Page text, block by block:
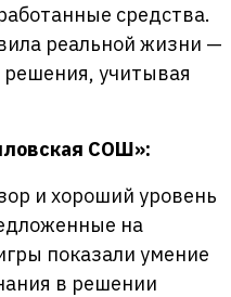
средства.
реальной жизни —
учитывая
СОШ»:
и хороший уровень
на
показали умение
в решении